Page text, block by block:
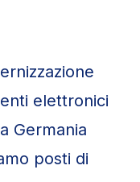
elettronici
Germania
posti di